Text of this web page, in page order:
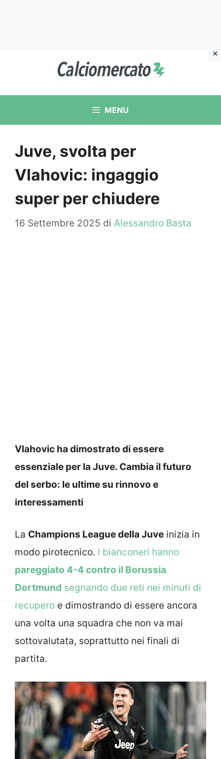
contenuto
MENU
Juve, svolta per
Vlahovic: ingaggio
super per chiudere
16 Settembre 2025 di Alessandro Basta
Vlahovic ha dimostrato di essere
essenziale per la Juve. Cambia il futuro
del serbo: le ultime su rinnovo e
interessamenti
La Champions League della Juve inizia in
modo pirotecnico. I bianconeri hanno
pareggiato 4-4 contro il Borussia
Dortmund segnando due reti nei minuti di
recupero e dimostrando di essere ancora
una volta una squadra che non va mai
sottovalutata, soprattutto nei finali di
partita.